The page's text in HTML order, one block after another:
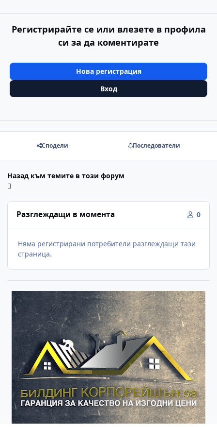
Регистрирайте се или влезете в профила
си за да коментирате
Нова регистрация
Вход
Сподели Последователи
Назад към темите в този форум
Разглеждащи в момента 0
Няма регистрирани потребители разглеждащи тази
страница.